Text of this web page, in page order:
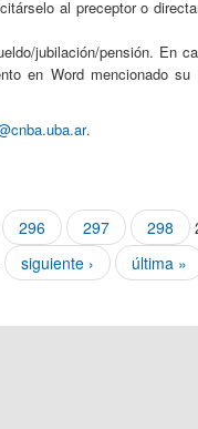
al preceptor o
jubilación/pensión. En
en Word mencionado
.
296 297 298
siguiente › última »